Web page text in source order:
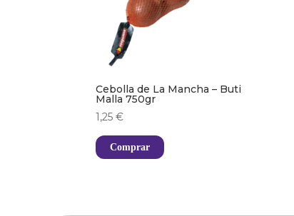
Cebolla de La Mancha – Buti
Malla 750gr
1,25€
Comprar